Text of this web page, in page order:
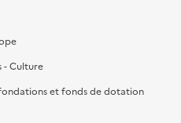
- Culture
et fonds de dotation